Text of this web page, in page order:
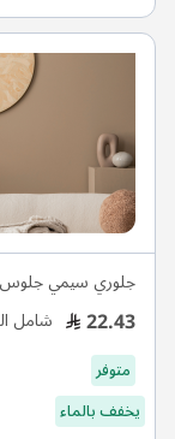
جلوري سيمي
22.43 شامل
متوفر
يخفف بالماء